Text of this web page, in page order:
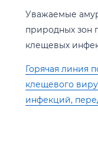
Уважаемые
природных зон
клещевых
Горячая линия
клещевого
инфекций,